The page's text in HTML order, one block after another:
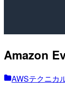
Amazon
AWSテクニカ